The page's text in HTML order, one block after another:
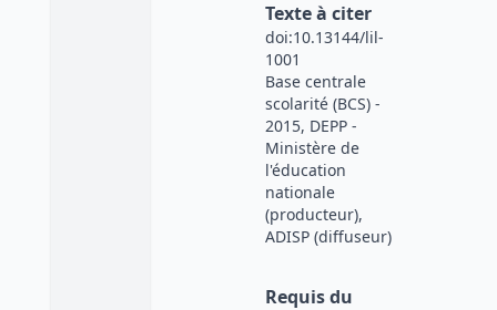
Texte à citer
doi:10.13144/lil-
1001
Base centrale
scolarité (BCS) -
2015, DEPP -
Ministère de
l'éducation
nationale
(producteur),
ADISP (diffuseur)
Requis du